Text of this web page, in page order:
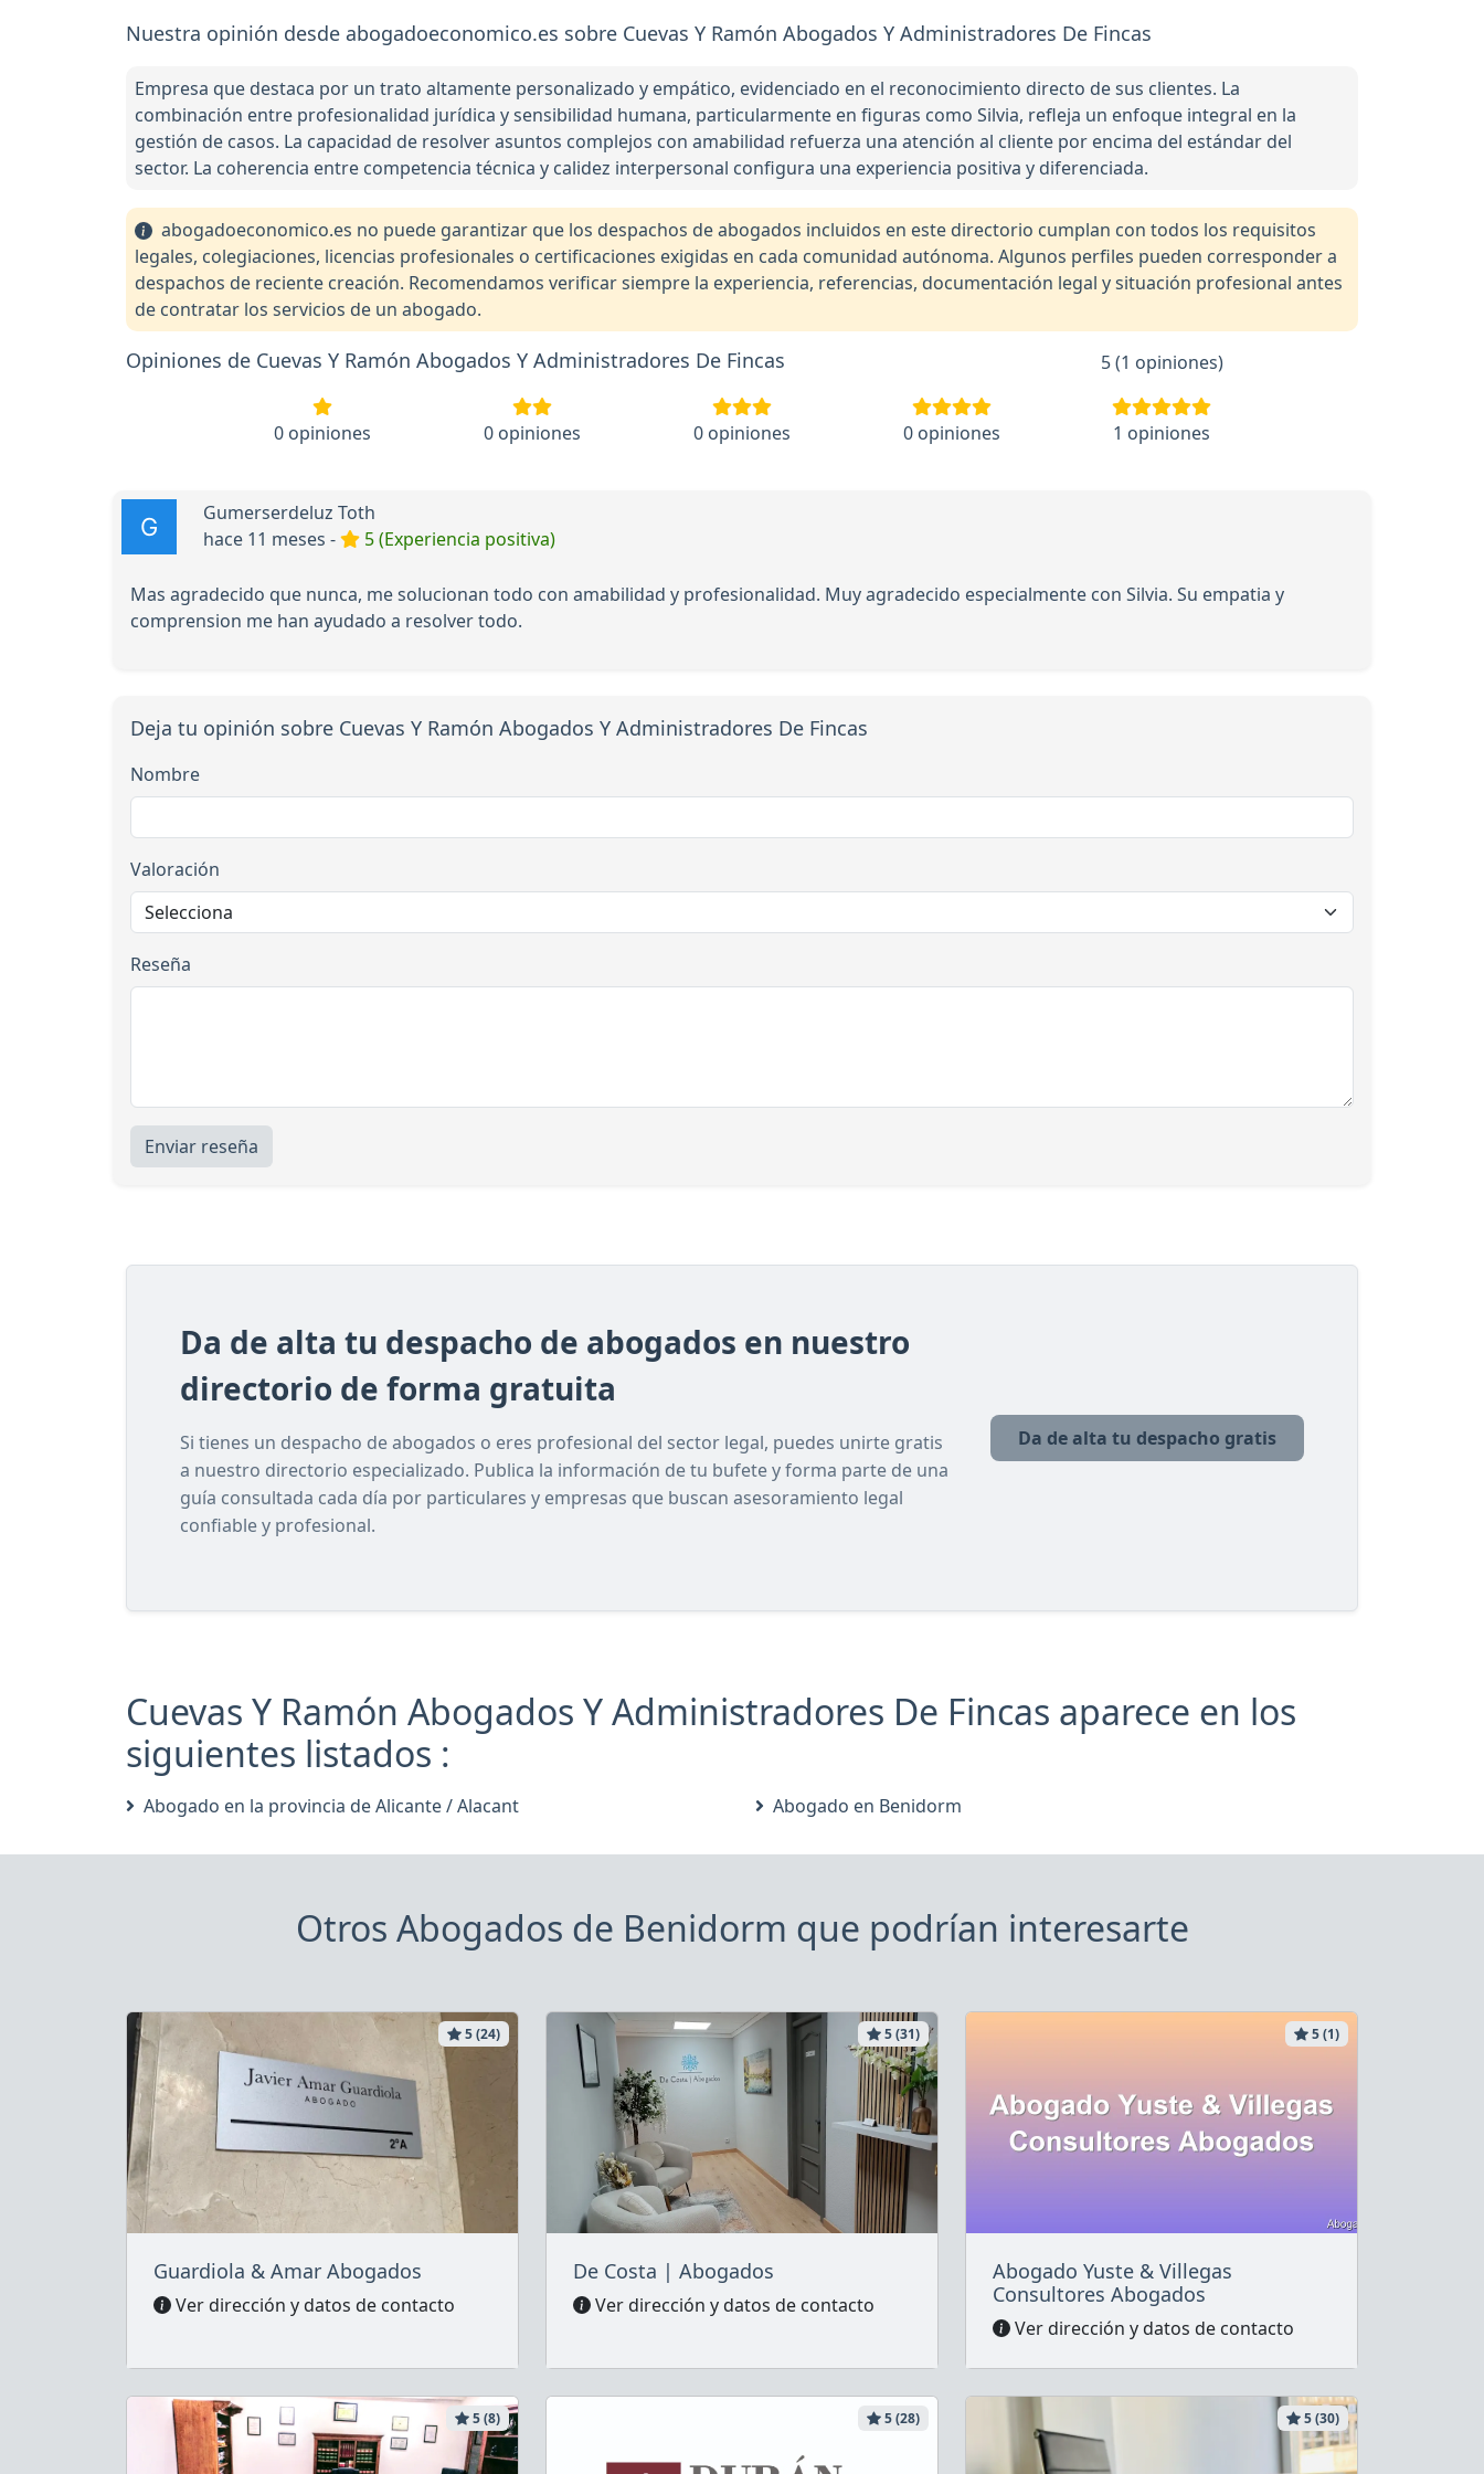
Nuestra opinión desde abogadoeconomico.es sobre Cuevas Y Ramón Abogados Y Administradores De Fincas
Empresa que destaca por un trato altamente personalizado y empático, evidenciado en el reconocimiento directo de sus clientes. La
combinación entre profesionalidad jurídica y sensibilidad humana, particularmente en figuras como Silvia, refleja un enfoque integral en la
gestión de casos. La capacidad de resolver asuntos complejos con amabilidad refuerza una atención al cliente por encima del estándar del
sector. La coherencia entre competencia técnica y calidez interpersonal configura una experiencia positiva y diferenciada.
abogadoeconomico.es no puede garantizar que los despachos de abogados incluidos en este directorio cumplan con todos los requisitos
legales, colegiaciones, licencias profesionales o certificaciones exigidas en cada comunidad autónoma. Algunos perfiles pueden corresponder a
despachos de reciente creación. Recomendamos verificar siempre la experiencia, referencias, documentación legal y situación profesional antes
de contratar los servicios de un abogado.
Opiniones de Cuevas Y Ramón Abogados Y Administradores De Fincas 5 (1 opiniones)
0 opiniones 0 opiniones 0 opiniones 0 opiniones 1 opiniones
Gumerserdeluz Toth
hace 11 meses -
5 (Experiencia positiva)
Mas agradecido que nunca, me solucionan todo con amabilidad y profesionalidad. Muy agradecido especialmente con Silvia. Su empatia y
comprension me han ayudado a resolver todo.
Deja tu opinión sobre Cuevas Y Ramón Abogados Y Administradores De Fincas
Nombre
Valoración
Reseña
Enviar reseña
Da de alta tu despacho de abogados en nuestro
directorio de forma gratuita
Si tienes un despacho de abogados o eres profesional del sector legal, puedes unirte gratis
a nuestro directorio especializado. Publica la información de tu bufete y forma parte de una
guía consultada cada día por particulares y empresas que buscan asesoramiento legal
confiable y profesional.
Da de alta tu despacho gratis
Cuevas Y Ramón Abogados Y Administradores De Fincas aparece en los
siguientes listados :
Abogado en la provincia de Alicante / Alacant Abogado en Benidorm
Otros Abogados de Benidorm que podrían interesarte
5 (24)
Guardiola & Amar Abogados
Ver dirección y datos de contacto
5 (31)
De Costa | Abogados
Ver dirección y datos de contacto
5 (1)
Abogado Yuste & Villegas
Consultores Abogados
Ver dirección y datos de contacto
5 (8) 5 (28) 5 (30)